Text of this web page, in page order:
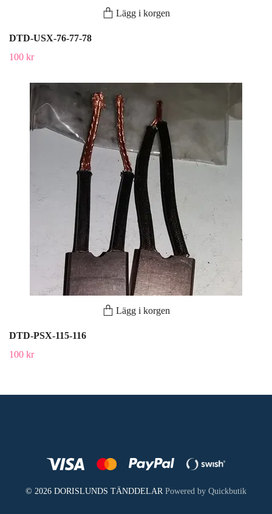
Lägg i korgen
DTD-USX-76-77-78
100 kr
Lägg i korgen
DTD-PSX-115-116
100 kr
© 2026 DORISLUNDS TÄNDDELAR Powered by Quickbutik